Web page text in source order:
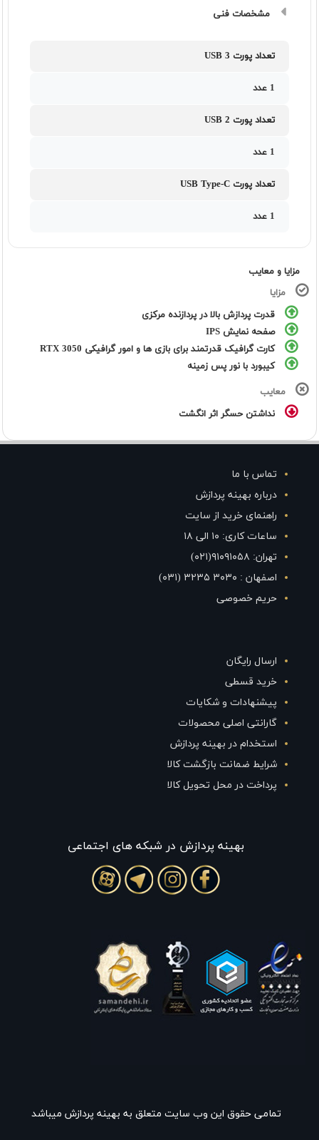
مشخصات فنی
تعداد پورت USB 3
1 عدد
تعداد پورت USB 2
1 عدد
تعداد پورت USB Type-C
1 عدد
مزایا و معایب
مزایا
قدرت پردازش بالا در پردازنده مرکزی
صفحه نمایش IPS
کارت گرافیک قدرتمند برای بازی ها و امور گرافیکی RTX 3050
کیبورد با نور پس زمینه
معایب
نداشتن حسگر اثر انگشت
تماس با ما
درباره بهینه پردازش
راهنمای خرید از سایت
ساعات کاری: ۱۰ الی ۱۸
تهران: ۹۱۰۹۱۰۵۸(۰۲۱)
اصفهان : ۳۰۳۰ ۳۲۳۵ (۰۳۱)
حریم خصوصی
ارسال رایگان
خرید قسطی
پیشنهادات و شکایات
گارانتی اصلی محصولات
استخدام در بهینه پردازش
شرایط ضمانت بازگشت کالا
پرداخت در محل تحویل کالا
بهينه پردازش در شبکه های اجتماعی
تمامی حقوق این وب سایت متعلق به بهینه پردازش میباشد